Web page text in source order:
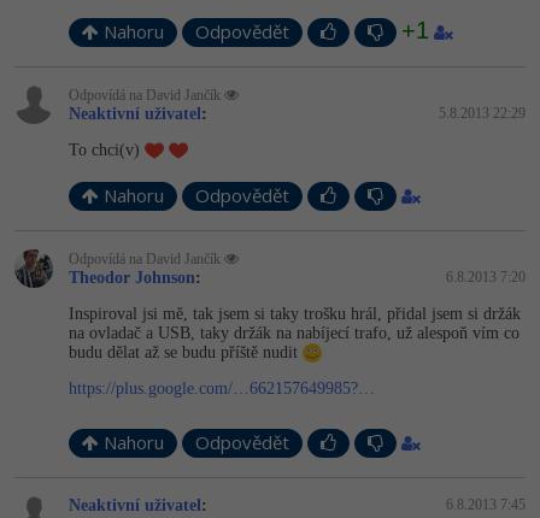
Databázový analytik
WordPress specialista
SEO specialista
Návrh SW
Pro děti
Fórum
Google Dokumenty
Windows
Linux
Sítě
Kybernetická bezpečnost
Elektronický podpis
Video
Ostatní
Fórum
Nahoru Odpovědět +1
Odpovídá na David Jančík
Neaktivní uživatel: 5.8.2013 22:29
To chci(v)
Nahoru Odpovědět
Odpovídá na David Jančík
Theodor Johnson: 6.8.2013 7:20
Inspiroval jsi mě, tak jsem si taky trošku hrál, přidal jsem si držák
na ovladač a USB, taky držák na nabíjecí trafo, už alespoň vím co
budu dělat až se budu příště nudit
https://plus.google.com/…662157649985?…
Nahoru Odpovědět
Neaktivní uživatel: 6.8.2013 7:45